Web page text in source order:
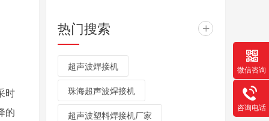
时
的
热门搜索 +
超声波焊接机
珠海超声波焊接机
超声波塑料焊接机厂家
微信咨询
咨询电话